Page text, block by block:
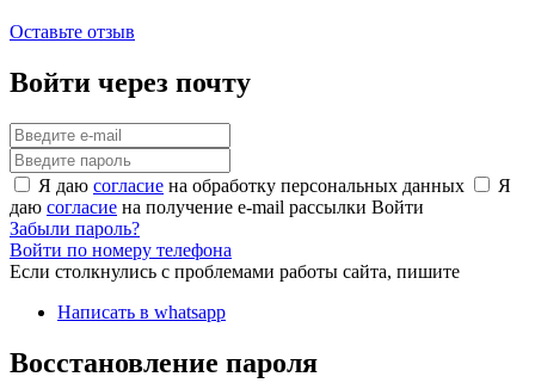
Оставьте отзыв
Войти через почту
Я даю согласие на обработку персональных данных
Я
даю согласие на получение e-mail рассылки Войти
Забыли пароль?
Войти по номеру телефона
Если столкнулись с проблемами работы сайта, пишите
Написать в whatsapp
Восстановление пароля